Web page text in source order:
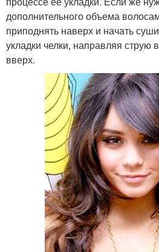
дополнительного объема
приподнять наверх и начать
укладки челки, направляя струю
вверх.